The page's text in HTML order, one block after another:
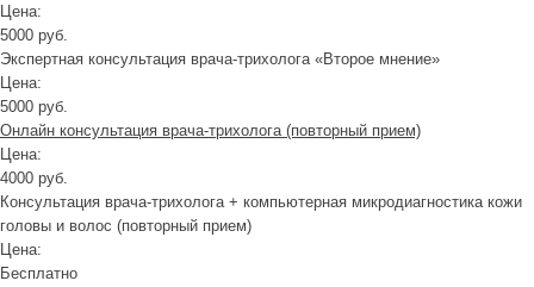
Цена:
5000 руб.
Экспертная консультация врача-трихолога «Второе мнение»
Цена:
5000 руб.
Онлайн консультация врача-трихолога (повторный прием)
Цена:
4000 руб.
Консультация врача-трихолога + компьютерная микродиагностика кожи
головы и волос (повторный прием)
Цена:
Бесплатно